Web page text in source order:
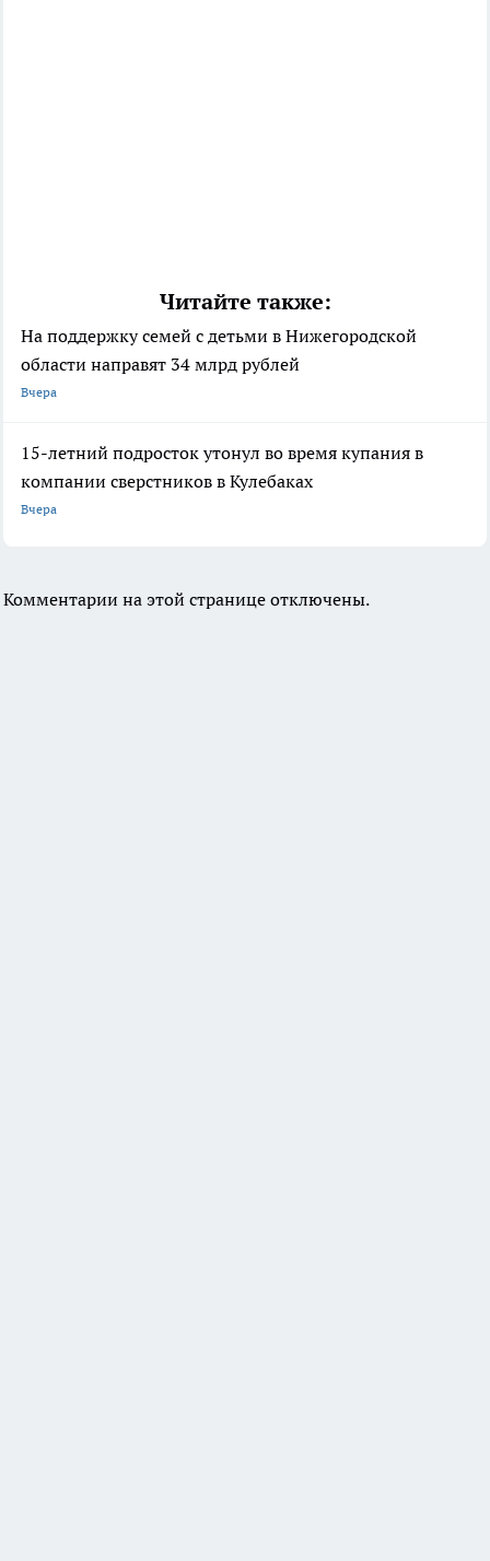
Читайте также:
На поддержку семей с детьми в Нижегородской
области направят 34 млрд рублей
Вчера
15-летний подросток утонул во время купания в
компании сверстников в Кулебаках
Вчера
Комментарии на этой странице отключены.